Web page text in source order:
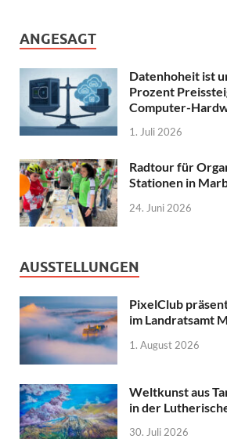
ANGESAGT
Datenhoheit ist
Prozent
Computer-
1. Juli 2026
Radtour für
Stationen in
24. Juni 2026
AUSSTELLUNGEN
PixelClub
im Landratsamt
1. August 2026
Weltkunst aus
in der
30. Juli 2026